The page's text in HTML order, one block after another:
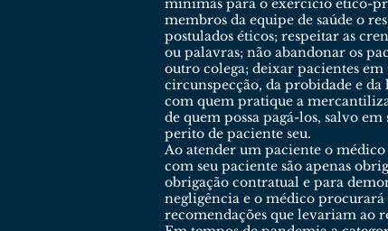
mínimas para o exercício ético-
membros da equipe de saúde o
postulados éticos; respeitar as
ou palavras; não abandonar os
outro colega; deixar pacientes
circunspecção, da probidade e
com quem pratique a
de quem possa pagá-los, salvo
perito de paciente seu.
Ao atender um paciente o
com seu paciente são apenas
obrigação contratual e para
negligência e o médico procurará
recomendações que levariam ao